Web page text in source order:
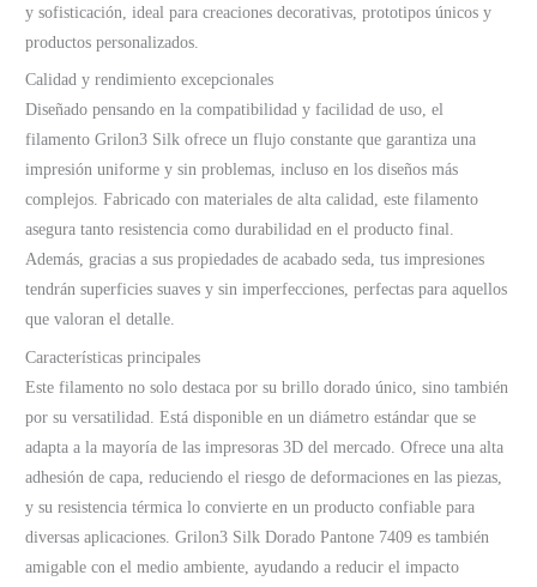
y sofisticación, ideal para creaciones decorativas, prototipos únicos y
productos personalizados.
Calidad y rendimiento excepcionales
Diseñado pensando en la compatibilidad y facilidad de uso, el
filamento Grilon3 Silk ofrece un flujo constante que garantiza una
impresión uniforme y sin problemas, incluso en los diseños más
complejos. Fabricado con materiales de alta calidad, este filamento
asegura tanto resistencia como durabilidad en el producto final.
Además, gracias a sus propiedades de acabado seda, tus impresiones
tendrán superficies suaves y sin imperfecciones, perfectas para aquellos
que valoran el detalle.
Características principales
Este filamento no solo destaca por su brillo dorado único, sino también
por su versatilidad. Está disponible en un diámetro estándar que se
adapta a la mayoría de las impresoras 3D del mercado. Ofrece una alta
adhesión de capa, reduciendo el riesgo de deformaciones en las piezas,
y su resistencia térmica lo convierte en un producto confiable para
diversas aplicaciones. Grilon3 Silk Dorado Pantone 7409 es también
amigable con el medio ambiente, ayudando a reducir el impacto